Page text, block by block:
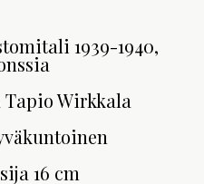
1939-1940,
Wirkkala
16 cm